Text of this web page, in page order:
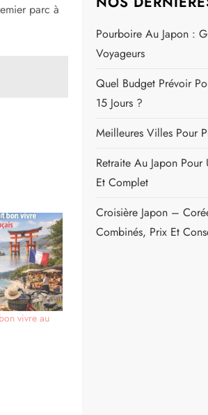
parc à
vivre au
Pourboire Au Japon :
Voyageurs
Quel Budget Prévoir
15 Jours ?
Meilleures Villes Pour
Retraite Au Japon
Et Complet
Croisière Japon –
Combinés, Prix Et